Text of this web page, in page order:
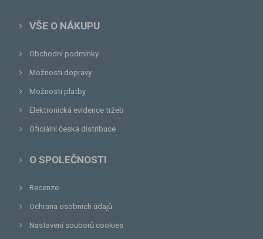
VŠE O NÁKUPU
Obchodní podmínky
Možnosti dopravy
Možnosti platby
Elektronická evidence tržeb
Oficiální česká distribuce
O SPOLEČNOSTI
Recenze
Ochrana osobních údajů
Nastavení souborů cookies